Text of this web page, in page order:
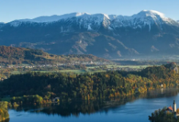
PEO
Ingewikkelde HR-taken
INFRASTRUCTUUR
GROEIFASE
Start-ups
Flexibele global HR en
bedrijven
Betalingscalculator
Ontdek valuta-opties en
internationale zzp'ers
LEREN MET REMOTE
Nederlands
Français
Deutsch